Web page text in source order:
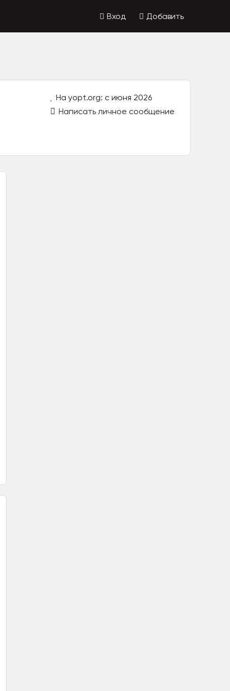
Вход Добавить
На yopt.org: с июня 2026
Написать личное сообщение